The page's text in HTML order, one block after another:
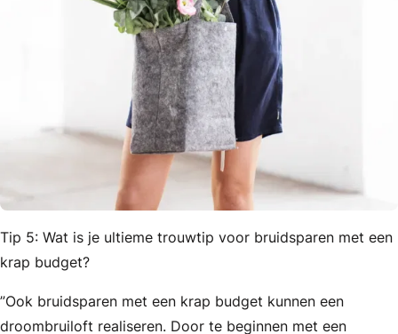
Tip 5: Wat is je ultieme trouwtip voor bruidsparen met een
krap budget?
”Ook bruidsparen met een krap budget kunnen een
droombruiloft realiseren. Door te beginnen met een